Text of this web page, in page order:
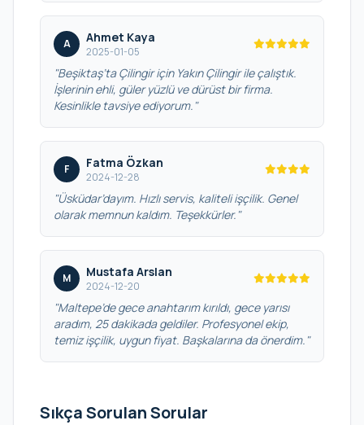
A Ahmet Kaya
2025-01-05
"Beşiktaş’ta Çilingir için Yakın Çilingir ile çalıştık.
İşlerinin ehli, güler yüzlü ve dürüst bir firma.
Kesinlikle tavsiye ediyorum."
F Fatma Özkan
2024-12-28
"Üsküdar’dayım. Hızlı servis, kaliteli işçilik. Genel
olarak memnun kaldım. Teşekkürler."
M Mustafa Arslan
2024-12-20
"Maltepe’de gece anahtarım kırıldı, gece yarısı
aradım, 25 dakikada geldiler. Profesyonel ekip,
temiz işçilik, uygun fiyat. Başkalarına da önerdim."
Sıkça Sorulan Sorular